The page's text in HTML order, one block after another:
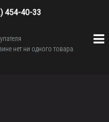
454-40-33
нет ни одного товара.